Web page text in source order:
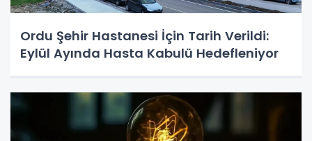
Ordu Şehir Hastanesi İçin Tarih Verildi:
Eylül Ayında Hasta Kabulü Hedefleniyor